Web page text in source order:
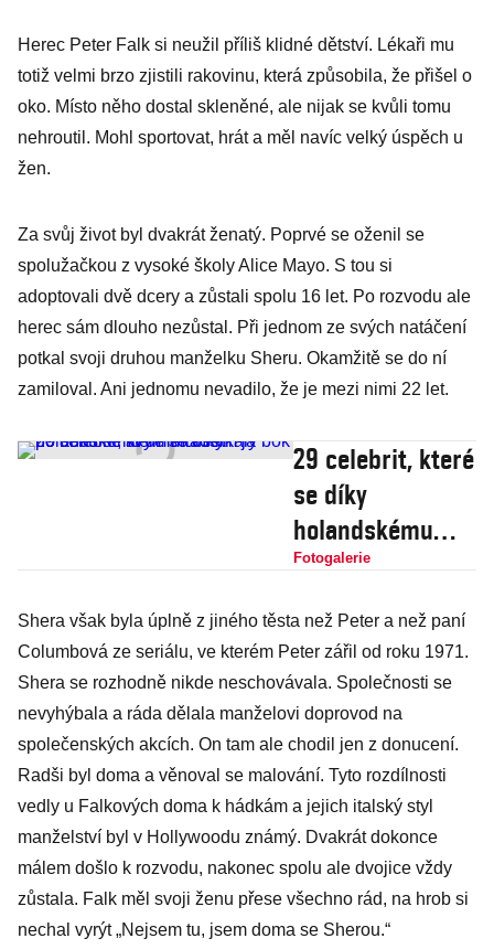
Herec Peter Falk si neužil příliš klidné dětství. Lékaři mu
totiž velmi brzo zjistili rakovinu, která způsobila, že přišel o
oko. Místo něho dostal skleněné, ale nijak se kvůli tomu
nehroutil. Mohl sportovat, hrát a měl navíc velký úspěch u
žen.
Za svůj život byl dvakrát ženatý. Poprvé se oženil se
spolužačkou z vysoké školy Alice Mayo. S tou si
adoptovali dvě dcery a zůstali spolu 16 let. Po rozvodu ale
herec sám dlouho nezůstal. Při jednom ze svých natáčení
potkal svoji druhou manželku Sheru. Okamžitě se do ní
zamiloval. Ani jednomu nevadilo, že je mezi nimi 22 let.
29 celebrit, které
se díky
holandskému
umělci setkaly
svým mladším já
Fotogalerie
Shera však byla úplně z jiného těsta než Peter a než paní
Columbová ze seriálu, ve kterém Peter zářil od roku 1971.
Shera se rozhodně nikde neschovávala. Společnosti se
nevyhýbala a ráda dělala manželovi doprovod na
společenských akcích. On tam ale chodil jen z donucení.
Radši byl doma a věnoval se malování. Tyto rozdílnosti
vedly u Falkových doma k hádkám a jejich italský styl
manželství byl v Hollywoodu známý. Dvakrát dokonce
málem došlo k rozvodu, nakonec spolu ale dvojice vždy
zůstala. Falk měl svoji ženu přese všechno rád, na hrob si
nechal vyrýt „Nejsem tu, jsem doma se Sherou.“